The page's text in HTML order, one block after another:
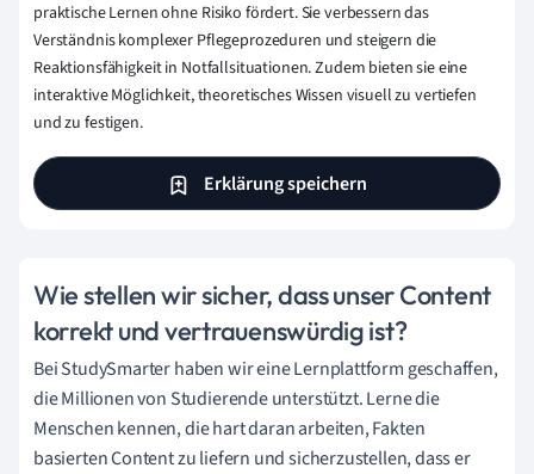
praktische Lernen ohne Risiko fördert. Sie verbessern das
Verständnis komplexer Pflegeprozeduren und steigern die
Reaktionsfähigkeit in Notfallsituationen. Zudem bieten sie eine
interaktive Möglichkeit, theoretisches Wissen visuell zu vertiefen
und zu festigen.
Erklärung speichern
Wie stellen wir sicher, dass unser Content
korrekt und vertrauenswürdig ist?
Bei StudySmarter haben wir eine Lernplattform geschaffen,
die Millionen von Studierende unterstützt. Lerne die
Menschen kennen, die hart daran arbeiten, Fakten
basierten Content zu liefern und sicherzustellen, dass er